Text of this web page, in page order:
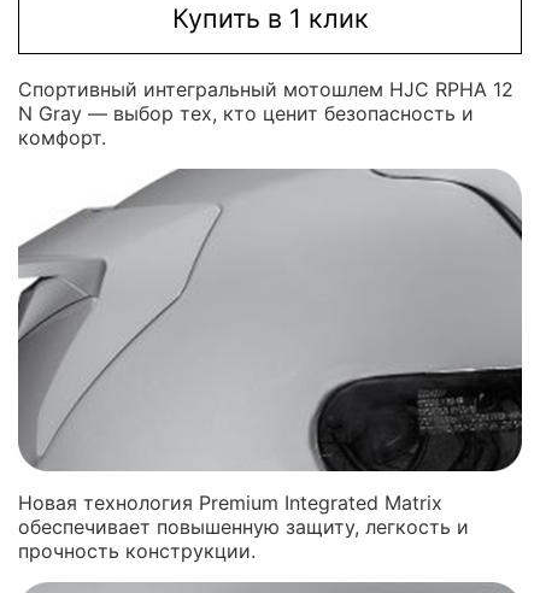
Купить в 1 клик
Спортивный интегральный мотошлем HJC RPHA 12
N Gray — выбор тех, кто ценит безопасность и
комфорт.
Новая технология Premium Integrated Matrix
обеспечивает повышенную защиту, легкость и
прочность конструкции.